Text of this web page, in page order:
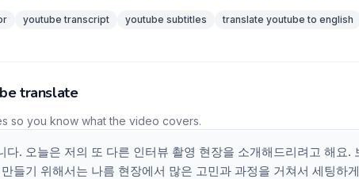
youtube transcript youtube subtitles translate youtube to english
translate
so you know what the video covers.
다. 오늘은 저의 또 다른 인터뷰 촬영 현장을 소개해드리려고 해요.
들기 위해서는 나름 현장에서 많은 고민과 과정을 거쳐서 세팅하